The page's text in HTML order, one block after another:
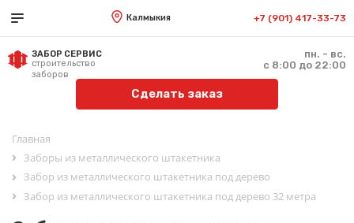
Калмыкия +7 (901) 417-33-73
ЗАБОР СЕРВИС
строительство
заборов
пн. - вс.
с 8:00 до 22:00
Сделать заказ
Главная
Заборы из металлического штакетника
Забор из металлического штакетника под дерево
Забор из металлического штакетника под дерево 32 метра